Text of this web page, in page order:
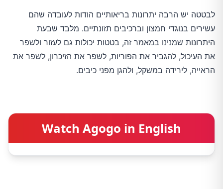
לבטטה יש הרבה יתרונות בריאותיים הודות לעובדה שהם
עשירים בנוגדי חמצון וברכיבים תזונתיים. מלבד שבעת
היתרונות שמנינו במאמר זה, בטטות יכולות גם לעזור ולשפר
את העיכול, להגביר את הפוריות, לשפר את הזיכרון, לשפר את
הראייה, לירידה במשקל, ולהגן מפני כיבים.
Watch Agogo in English